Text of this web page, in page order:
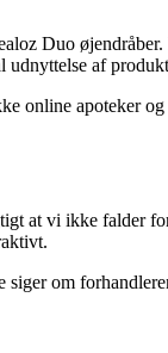
Duo
udnyttelse af
online apoteker
at vi ikke falder
om